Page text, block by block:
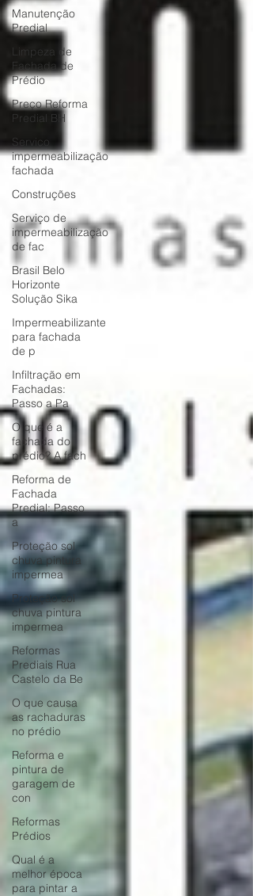
Manutenção
Predial
Limpeza de
Fachada de
Prédio
Preço Reforma
Predial BH
Serviço
impermeabilização
fachada
Construções
Serviço de
impermeabilização
de fac
Brasil Belo
Horizonte
Solução Sika
Impermeabilizante
para fachada
de p
Infiltração em
Fachadas:
Passo a Pa
O que é a
fachada do
prédio? A fach
Reforma de
Fachada
Predial: Passo
a
Proteção sol
chuva pintura
impermea
Proteção sol
chuva pintura
impermea
Reformas
Prediais Rua
Castelo da Be
O que causa
as rachaduras
no prédio
Reforma e
pintura de
garagem de
con
Reformas
Prédios
Qual é a
melhor época
para pintar a